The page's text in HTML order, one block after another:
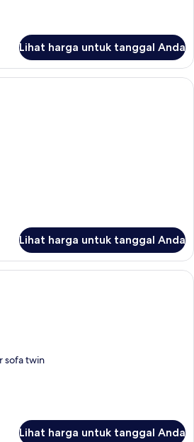
Lihat harga untuk tanggal Anda
Swim-Up Suite | Seprai premium,
Lihat harga untuk tanggal Anda
Suite Eksklusif | Seprai premium,
sofa twin
Lihat harga untuk tanggal Anda